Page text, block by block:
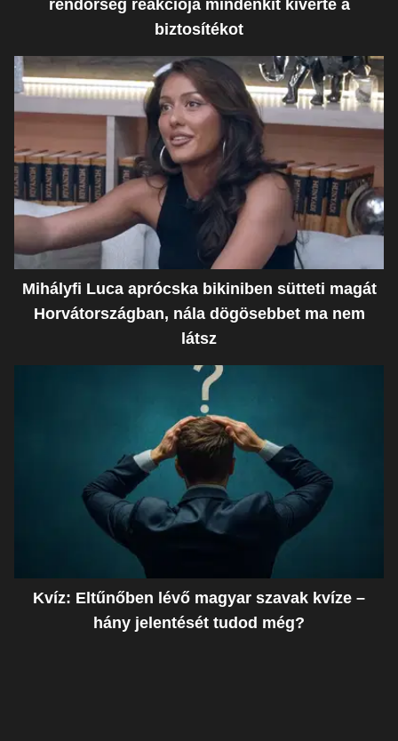
rendőrség reakciója mindenkit kiverte a
biztosítékot
Mihályfi Luca aprócska bikiniben sütteti magát
Horvátországban, nála dögösebbet ma nem
látsz
Kvíz: Eltűnőben lévő magyar szavak kvíze –
hány jelentését tudod még?